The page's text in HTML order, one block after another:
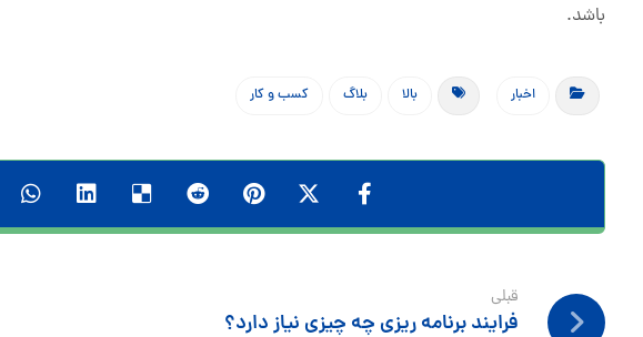
باشد.
اخبار بالا بلاگ کسب و کار
قبلی
فرایند برنامه ریزی چه چیزی نیاز دارد؟